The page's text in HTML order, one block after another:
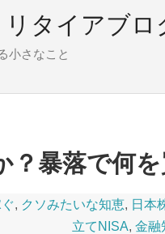
タイアブロ
小さなこと
？暴落で何
, クソみたいな知恵, 日本
立てNISA, 金融